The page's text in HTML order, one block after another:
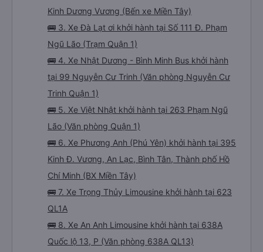
Kinh Dương Vương (Bến xe Miền Tây)
🚌 3. Xe Đà Lạt ơi khởi hành tại Số 111 Đ. Phạm
Ngũ Lão (Trạm Quận 1)
🚌 4. Xe Nhật Dương - Bình Minh Bus khởi hành
tại 99 Nguyễn Cư Trinh (Văn phòng Nguyễn Cư
Trinh Quận 1)
🚌 5. Xe Việt Nhật khởi hành tại 263 Phạm Ngũ
Lão (Văn phòng Quận 1)
🚌 6. Xe Phương Anh (Phú Yên) khởi hành tại 395
Kinh Đ. Vương, An Lạc, Bình Tân, Thành phố Hồ
Chí Minh (BX Miền Tây)
🚌 7. Xe Trọng Thủy Limousine khởi hành tại 623
QL1A
🚌 8. Xe An Anh Limousine khởi hành tại 638A
Quốc lộ 13, P (Văn phòng 638A QL13)